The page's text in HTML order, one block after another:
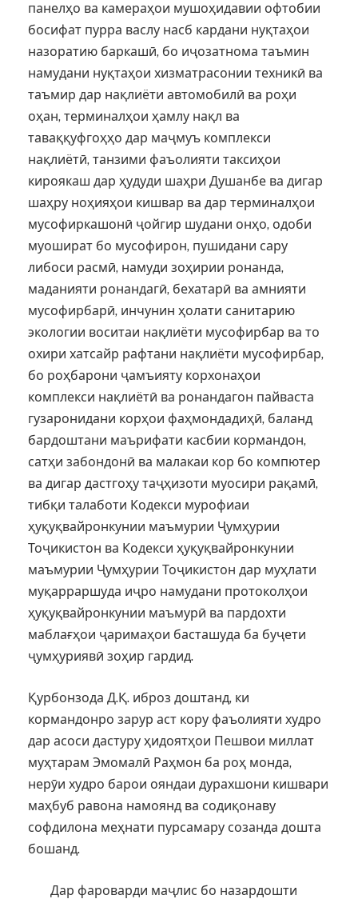
панелҳо ва камераҳои мушоҳидавии офтобии
босифат пурра васлу насб кардани нуқтаҳои
назоратию баркашӣ, бо иҷозатнома таъмин
намудани нуқтаҳои хизматрасонии техникӣ ва
таъмир дар нақлиёти автомобилӣ ва роҳи
оҳан, терминалҳои ҳамлу нақл ва
таваққуфгоҳҳо дар маҷмуъ комплекси
нақлиётӣ, танзими фаъолияти таксиҳои
кироякаш дар ҳудуди шаҳри Душанбе ва дигар
шаҳру ноҳияҳои кишвар ва дар терминалҳои
мусофиркашонӣ ҷойгир шудани онҳо, одоби
муошират бо мусофирон, пушидани сару
либоси расмӣ, намуди зоҳирии ронанда,
маданияти ронандагӣ, бехатарӣ ва амнияти
мусофирбарӣ, инчунин ҳолати санитарию
экологии воситаи нақлиёти мусофирбар ва то
охири хатсайр рафтани нақлиёти мусофирбар,
бо роҳбарони ҷамъияту корхонаҳои
комплекси нақлиётӣ ва ронандагон пайваста
гузаронидани корҳои фаҳмондадиҳӣ, баланд
бардоштани маърифати касбии кормандон,
сатҳи забондонӣ ва малакаи кор бо компютер
ва дигар дастгоҳу таҷҳизоти муосири рақамӣ,
тибқи талаботи Кодекси мурофиаи
ҳуқуқвайронкунии маъмурии Ҷумҳурии
Тоҷикистон ва Кодекси ҳуқуқвайронкунии
маъмурии Ҷумҳурии Тоҷикистон дар муҳлати
муқарраршуда иҷро намудани протоколҳои
ҳуқуқвайронкунии маъмурӣ ва пардохти
маблағҳои ҷаримаҳои басташуда ба буҷети
ҷумҳуриявӣ зоҳир гардид.
Қурбонзода Д.Қ. иброз доштанд, ки
кормандонро зарур аст кору фаъолияти худро
дар асоси дастуру ҳидоятҳои Пешвои миллат
муҳтарам Эмомалӣ Раҳмон ба роҳ монда,
нерӯи худро барои ояндаи дурахшони кишвари
маҳбуб равона намоянд ва содиқонаву
софдилона меҳнати пурсамару созанда дошта
бошанд.
Дар фароварди маҷлис бо назардошти